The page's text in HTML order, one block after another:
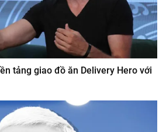
tảng giao đồ ăn Delivery Hero với